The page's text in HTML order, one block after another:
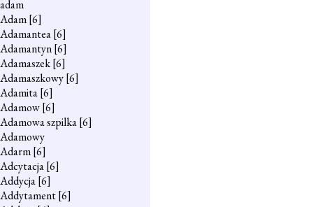
adam
Adam[6]
Adamantea[6]
Adamantyn[6]
Adamaszek[6]
Adamaszkowy[6]
Adamita[6]
Adamow[6]
Adamowa szpilka[6]
Adamowy
Adarm[6]
Adcytacja[6]
Addycja[6]
Addytament[6]